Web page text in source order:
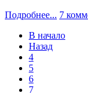
Подробнее... 7
В начало
Назад
4
5
6
7